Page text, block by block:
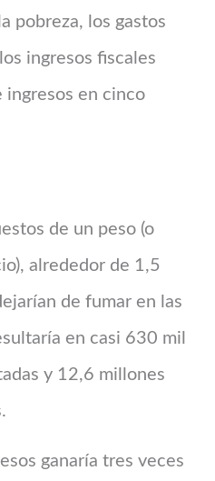
pobreza, los gastos
ingresos fiscales
ingresos en cinco
de un peso (o
alrededor de 1,5
de fumar en las
en casi 630 mil
y 12,6 millones
ganaría tres veces